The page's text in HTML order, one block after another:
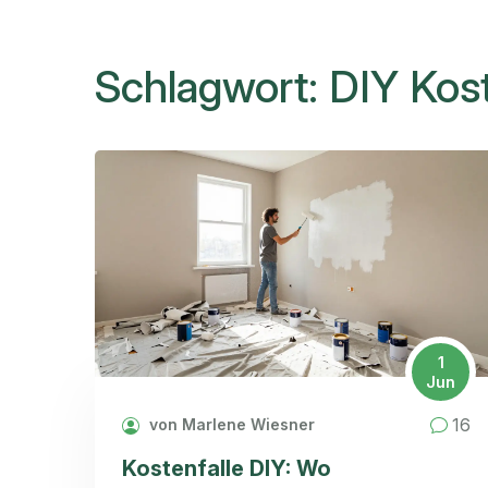
Schlagwort: DIY
1
Jun
von Marlene Wiesner 16
Kostenfalle DIY: Wo